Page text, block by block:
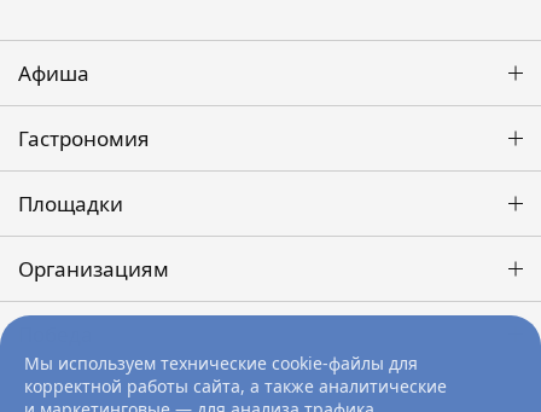
Мы используем технические cookie-файлы для
корректной работы сайта, а также аналитические
Афиша
Гастрономия
Площадки
Организациям